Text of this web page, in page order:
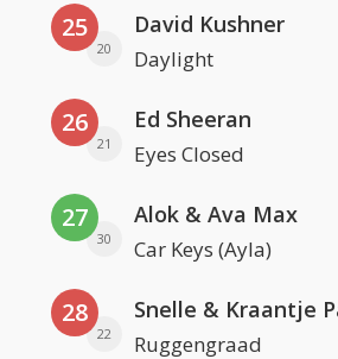
25
20
David Kushner
Daylight
26
21
Ed Sheeran
Eyes Closed
27
30
Alok & Ava Max
Car Keys (Ayla)
28
22
Snelle & Kraantje
Ruggengraad